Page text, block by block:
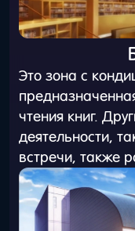
Это зона с
чтения книг.
деятельности,
встречи, также